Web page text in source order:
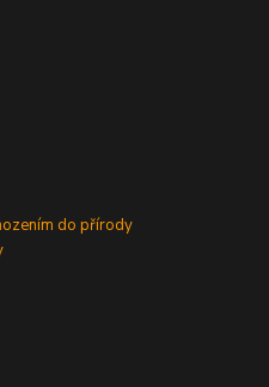
do přírody